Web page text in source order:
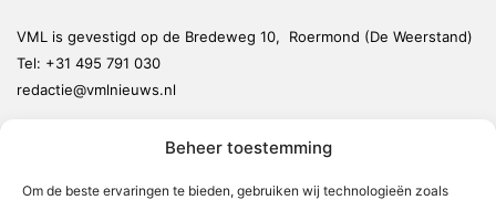
Beheer toestemming
Om de beste ervaringen te bieden, gebruiken wij technologieën zoals
VML is gevestigd op de Bredeweg 10, Roermond (De Weerstand)
Tel: +31 495 791 030
redactie@vmlnieuws.nl